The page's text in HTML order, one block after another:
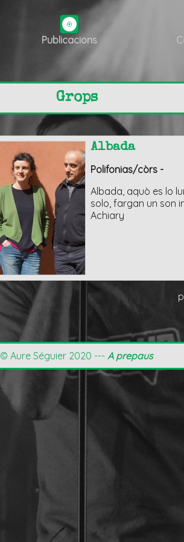
Publicacions
Grops
Albada
Polifonias/còrs -
Albada, aquò es lo
solo, fargan un son
Achiary
© Aure Séguier 2020 --- A prepaus